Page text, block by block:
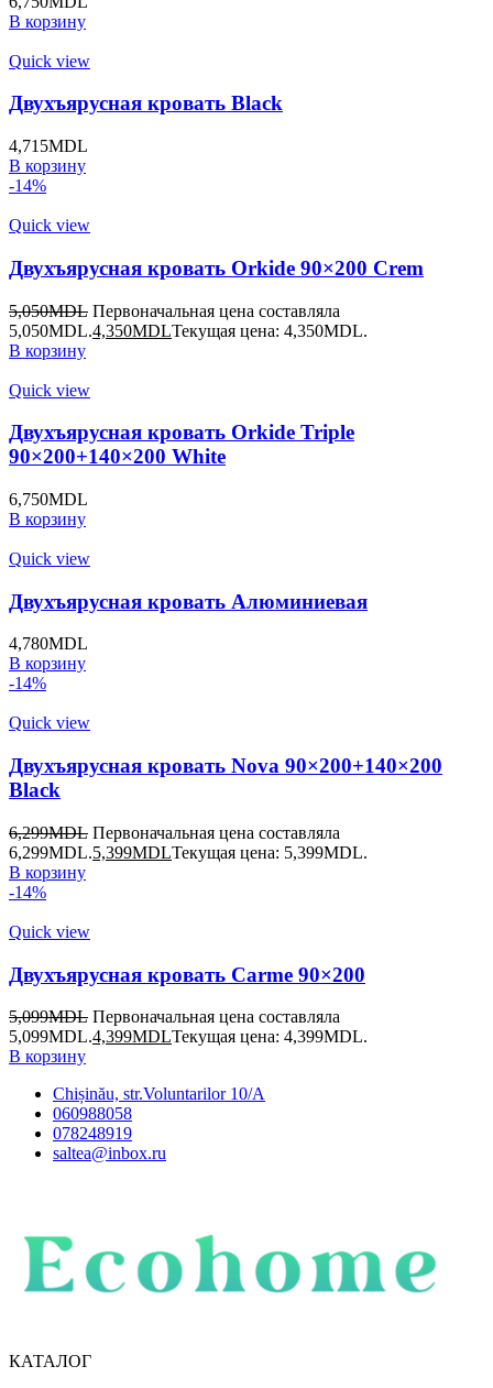
В корзину
Quick view
Двухъярусная кровать Black
4,715MDL
В корзину
-14%
Quick view
Двухъярусная кровать Orkide 90×200 Crem
5,050MDL Первоначальная цена составляла
5,050MDL.4,350MDLТекущая цена: 4,350MDL.
В корзину
Quick view
Двухъярусная кровать Orkide Triple
90×200+140×200 White
6,750MDL
В корзину
Quick view
Двухъярусная кровать Алюминиевая
4,780MDL
В корзину
-14%
Quick view
Двухъярусная кровать Nova 90×200+140×200
Black
6,299MDL Первоначальная цена составляла
6,299MDL.5,399MDLТекущая цена: 5,399MDL.
В корзину
-14%
Quick view
Двухъярусная кровать Carme 90×200
5,099MDL Первоначальная цена составляла
5,099MDL.4,399MDLТекущая цена: 4,399MDL.
В корзину
Chișinău, str.Voluntarilor 10/A
060988058
078248919
saltea@inbox.ru
КАТАЛОГ